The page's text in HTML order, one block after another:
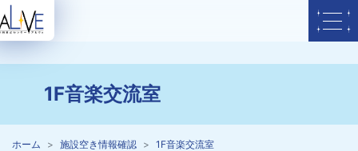
1F音楽交流室
ホーム 施設空き情報確認 1F音楽交流室